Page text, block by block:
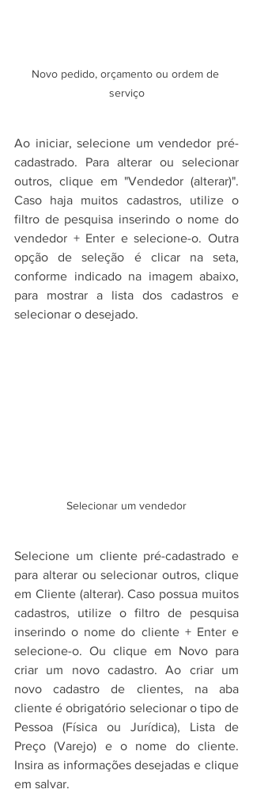
Novo pedido, orçamento ou ordem de
serviço
Ao iniciar, selecione um vendedor pré-
cadastrado. Para alterar ou selecionar
outros, clique em "Vendedor (alterar)".
Caso haja muitos cadastros, utilize o
filtro de pesquisa inserindo o nome do
vendedor + Enter e selecione-o. Outra
opção de seleção é clicar na seta,
conforme indicado na imagem abaixo,
para mostrar a lista dos cadastros e
selecionar o desejado.
Selecionar um vendedor
Selecione um cliente pré-cadastrado e
para alterar ou selecionar outros, clique
em Cliente (alterar). Caso possua muitos
cadastros, utilize o filtro de pesquisa
inserindo o nome do cliente + Enter e
selecione-o. Ou clique em Novo para
criar um novo cadastro. Ao criar um
novo cadastro de clientes, na aba
cliente é obrigatório selecionar o tipo de
Pessoa (Física ou Jurídica), Lista de
Preço (Varejo) e o nome do cliente.
Insira as informações desejadas e clique
em salvar.